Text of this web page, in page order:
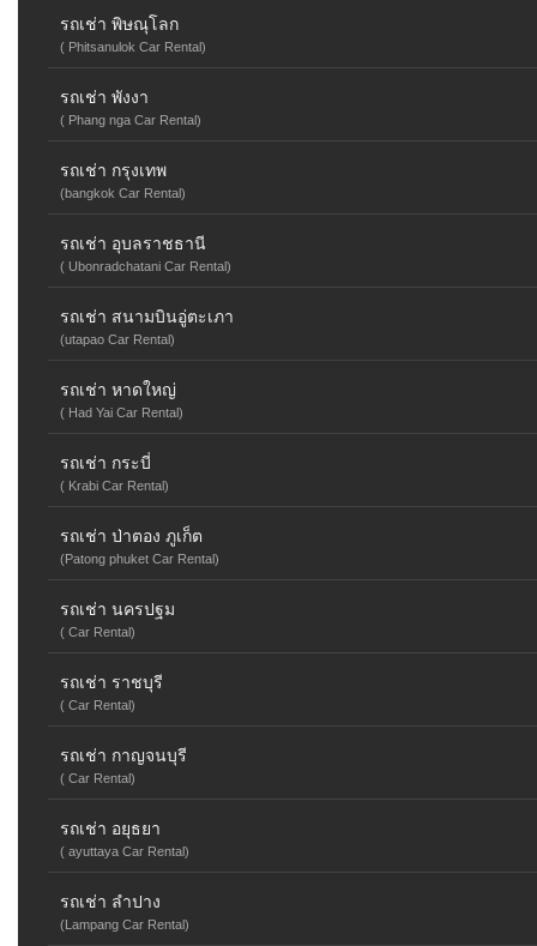
รถเช่า พิษณุโลก
( Phitsanulok Car Rental)
รถเช่า พังงา
( Phang nga Car Rental)
รถเช่า กรุงเทพ
(bangkok Car Rental)
รถเช่า อุบลราชธานี
( Ubonradchatani Car Rental)
รถเช่า สนามบินอู่ตะเภา
(utapao Car Rental)
รถเช่า หาดใหญ่
( Had Yai Car Rental)
รถเช่า กระบี่
( Krabi Car Rental)
รถเช่า ป่าตอง ภูเก็ต
(Patong phuket Car Rental)
รถเช่า นครปฐม
( Car Rental)
รถเช่า ราชบุรี
( Car Rental)
รถเช่า กาญจนบุรี
( Car Rental)
รถเช่า อยุธยา
( ayuttaya Car Rental)
รถเช่า ลำปาง
(Lampang Car Rental)